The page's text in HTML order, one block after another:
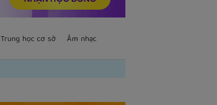
Trung học cơ sở Âm nhạc